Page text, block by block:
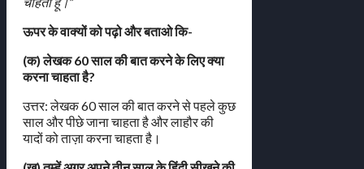
ऊपर के वाक्यों को पढ़ो और बताओ कि-
(क) लेखक 60 साल की बात करने के लिए क्या
करना चाहता है?
उत्तर: लेखक 60 साल की बात करने से पहले कुछ
साल और पीछे जाना चाहता है और लाहौर की
यादों को ताज़ा करना चाहता है।